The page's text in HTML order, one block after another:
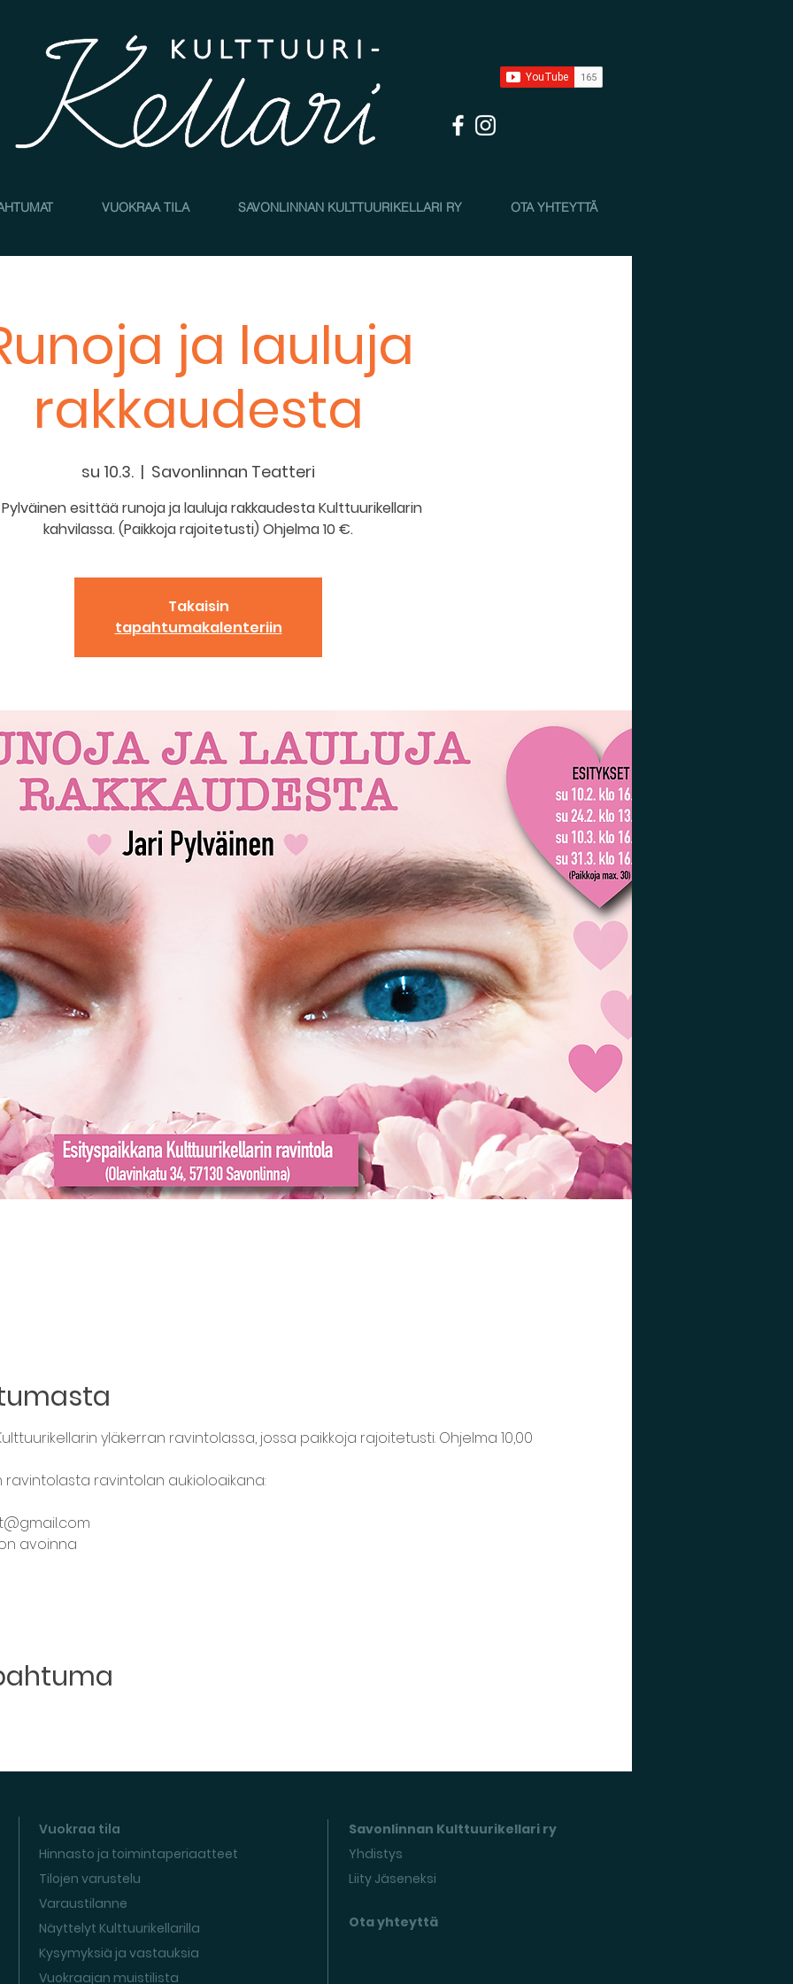
VUOKRAA TILA SAVONLINNAN KULTTUURIKELLARI RY OTA YHTEYTTÄ
ja lauluja
rakkaudesta
su 10.3.
  |
Savonlinnan Teatteri
esittää runoja ja lauluja rakkaudesta Kulttuurikellarin
kahvilassa. (Paikkoja rajoitetusti) Ohjelma 10 €.
Takaisin
tapahtumakalenteriin
yläkerran ravintolassa, jossa paikkoja rajoitetusti. Ohjelma 10,00
ravintolasta ravintolan aukioloaikana:
avoinna
Vuokraa tila
Hinnasto ja toimintaperiaatteet
Tilojen varustelu
Varaustilanne
Näyttelyt Kulttuurikellarilla
Kysymyksiä ja vastauksia
Vuokraajan muistilista
Savonlinnan Kulttuurikellari ry
Yhdistys
Liity Jäseneksi
Ota yhteyttä